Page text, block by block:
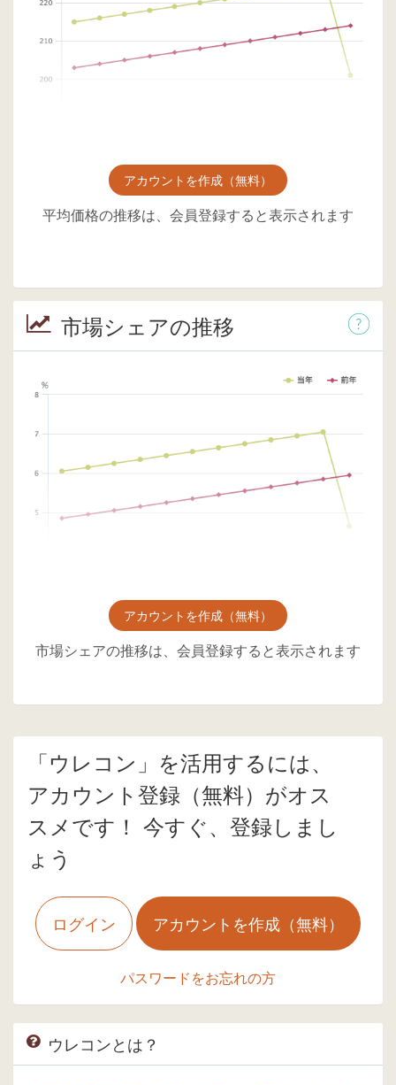
アカウントを作成（無料）
平均価格の推移は、会員登録すると表示されます
市場シェアの推移
アカウントを作成（無料）
市場シェアの推移は、会員登録すると表示されます
「ウレコン」を活用するには、
アカウント登録（無料）がオス
スメです！ 今すぐ、登録しまし
ょう
ログイン アカウントを作成（無料）
パスワードをお忘れの方
ウレコンとは？